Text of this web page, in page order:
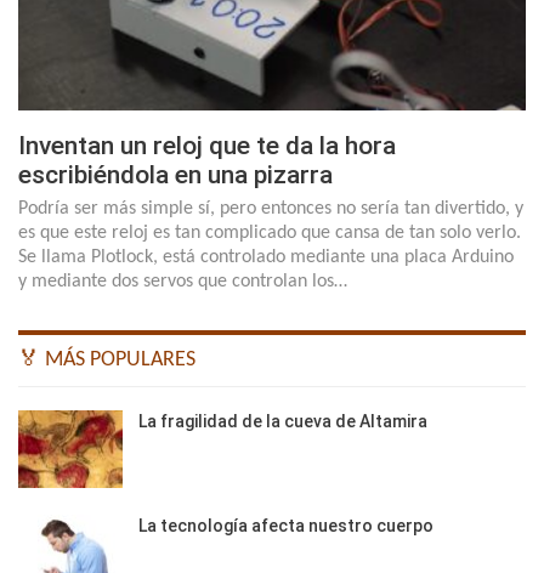
Inventan un reloj que te da la hora
escribiéndola en una pizarra
Podría ser más simple sí, pero entonces no sería tan divertido, y
es que este reloj es tan complicado que cansa de tan solo verlo.
Se llama Plotlock, está controlado mediante una placa Arduino
y mediante dos servos que controlan los…
🏅 MÁS POPULARES
La fragilidad de la cueva de Altamira
La tecnología afecta nuestro cuerpo